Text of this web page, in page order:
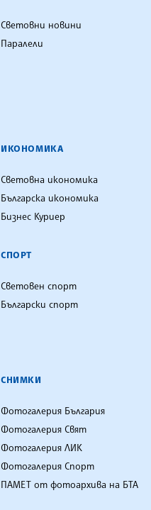
Световни новини
Паралели
ИКОНОМИКА
Световна икономика
Българска икономика
Бизнес Куриер
СПОРТ
Световен спорт
Български спорт
СНИМКИ
Фотогалерия България
Фотогалерия Свят
Фотогалерия ЛИК
Фотогалерия Спорт
ПАМЕТ от фотоархива на БТА